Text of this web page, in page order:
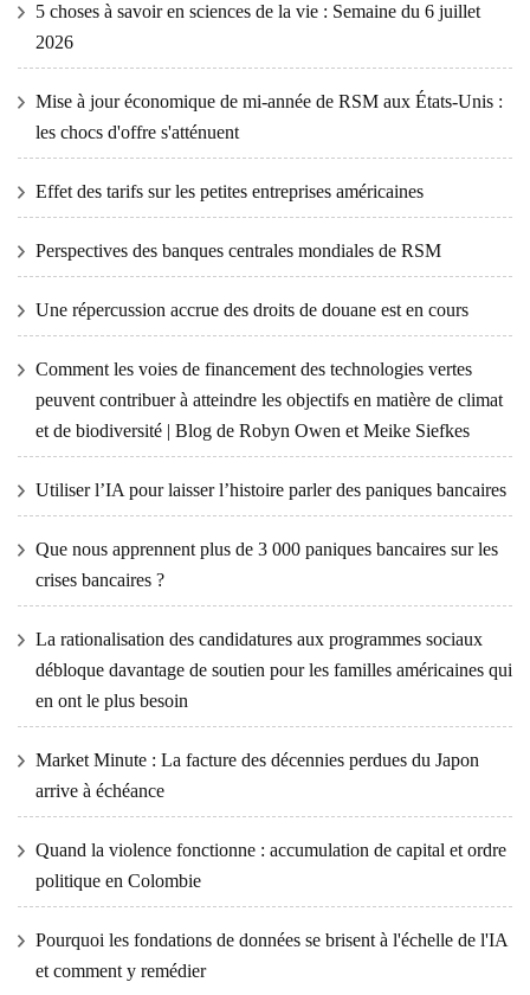
5 choses à savoir en sciences de la vie : Semaine du 6 juillet
2026
Mise à jour économique de mi-année de RSM aux États-Unis :
les chocs d'offre s'atténuent
Effet des tarifs sur les petites entreprises américaines
Perspectives des banques centrales mondiales de RSM
Une répercussion accrue des droits de douane est en cours
Comment les voies de financement des technologies vertes
peuvent contribuer à atteindre les objectifs en matière de climat
et de biodiversité | Blog de Robyn Owen et Meike Siefkes
Utiliser l’IA pour laisser l’histoire parler des paniques bancaires
Que nous apprennent plus de 3 000 paniques bancaires sur les
crises bancaires ?
La rationalisation des candidatures aux programmes sociaux
débloque davantage de soutien pour les familles américaines qui
en ont le plus besoin
Market Minute : La facture des décennies perdues du Japon
arrive à échéance
Quand la violence fonctionne : accumulation de capital et ordre
politique en Colombie
Pourquoi les fondations de données se brisent à l'échelle de l'IA
et comment y remédier